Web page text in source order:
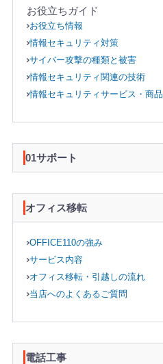
お役立ちガイド
お役立ち情報
情報セキュリティ対策
サイバー攻撃の種類と被害
情報セキュリティ関連の技術
情報セキュリティサービス・商品
01サポート
オフィス移転
OFFICE110の強み
サービス内容
オフィス移転・引越しの流れ
当店へのよくあるご質問
電話工事